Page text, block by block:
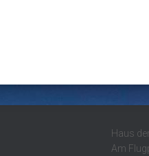
Haus
Am